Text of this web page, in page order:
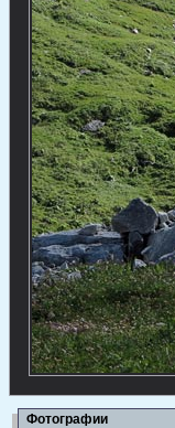
Фотографии